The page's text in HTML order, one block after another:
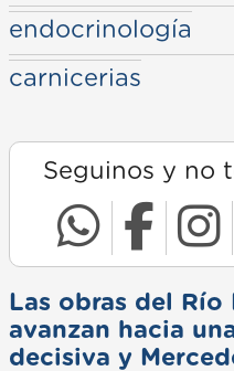
endocrinología
carnicerias
Seguinos y no
Las obras del Río
avanzan hacia
decisiva y